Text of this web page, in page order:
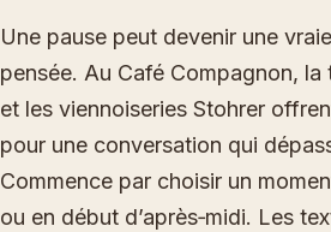
Une pause peut devenir une
pensée. Au Café Compagnon,
et les viennoiseries Stohrer
pour une conversation qui
Commence par choisir un
ou en début d’après‑midi. Les